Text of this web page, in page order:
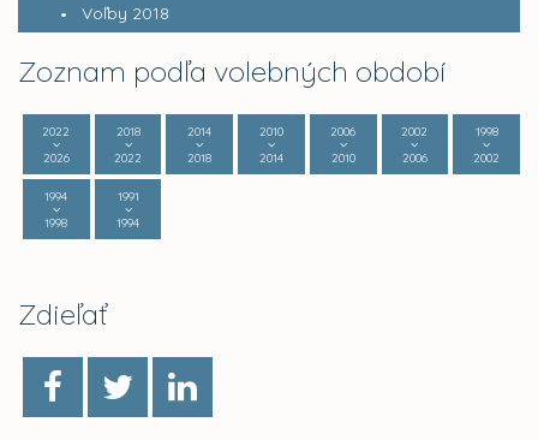
Voľby 2018
Zoznam podľa volebných období
2022
2026
2018
2022
2014
2018
2010
2014
2006
2010
2002
2006
1998
2002
1994
1998
1991
1994
Zdieľať